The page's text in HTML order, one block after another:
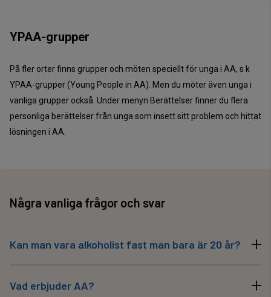
YPAA-grupper
På fler orter finns grupper och möten speciellt för unga i AA, s k
YPAA-grupper (Young People in AA). Men du möter även unga i
vanliga grupper också. Under menyn Berättelser finner du flera
personliga berättelser från unga som insett sitt problem och hittat
lösningen i AA.
Några vanliga frågor och svar
Kan man vara alkoholist fast man bara är 20 år?
alkoholism verkar inte ha några åldersgränser, varken nedåt eller
Vad erbjuder AA?